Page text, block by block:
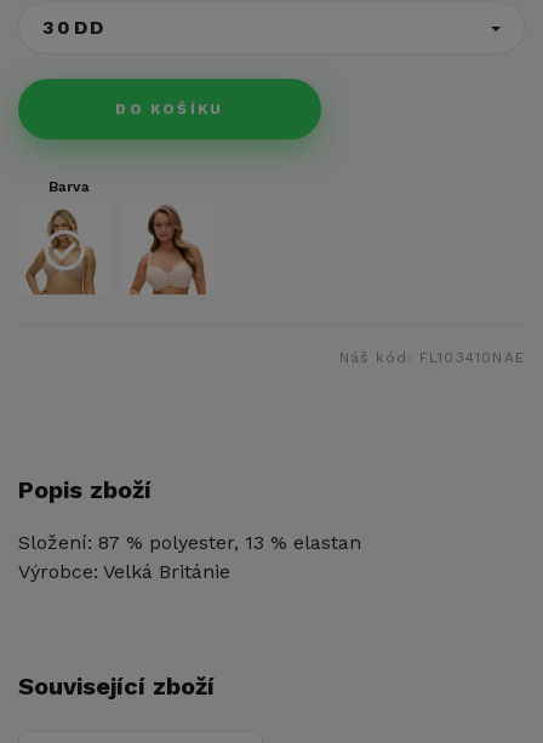
30DD
DO KOŠÍKU
Barva
Náš kód: FL103410NAE
Popis zboží
Složení: 87 % polyester, 13 % elastan
Výrobce: Velká Británie
Související zboží